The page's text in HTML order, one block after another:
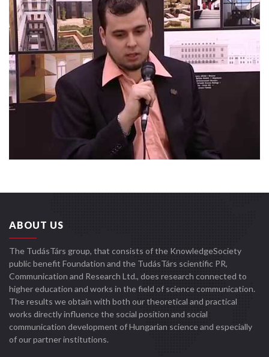
ABOUT US
The TudásTárs group, that consists of the KnowledgeSociety
public benefit Foundation and the TudásTárs scientific PR,
Communication and Research Ltd., does research connected to
higher education and works in the field of science communication.
The results we obtain with both our theoretical and practical
works directly influence the social position and social
communication development of Hungarian science and especially
of our partner institutions.